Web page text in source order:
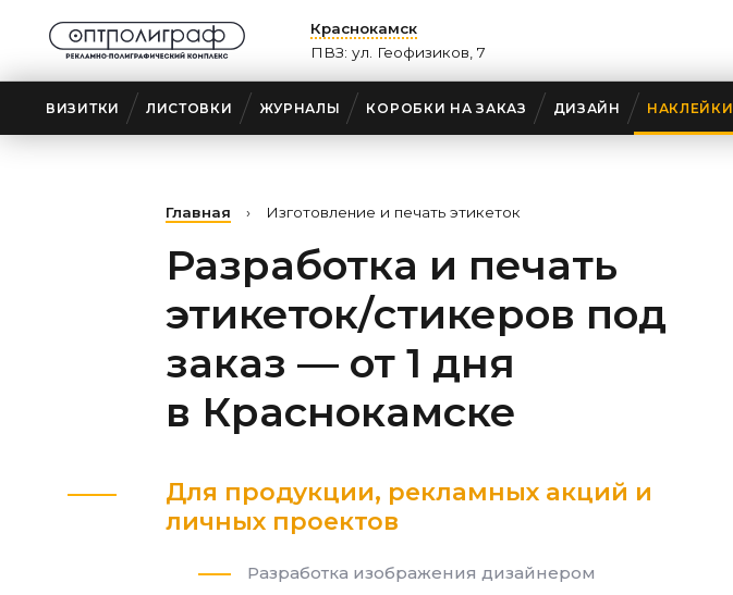
Краснокамск
ПВЗ: ул. Геофизиков, 7
ВИЗИТКИ ЛИСТОВКИ ЖУРНАЛЫ КОРОБКИ НА ЗАКАЗ ДИЗАЙН НАКЛЕЙКИ
Главная › Изготовление и печать этикеток
Разработка и печать
этикеток/стикеров под
заказ — от 1 дня
в Краснокамске
Для продукции, рекламных акций и
личных проектов
Разработка изображения дизайнером